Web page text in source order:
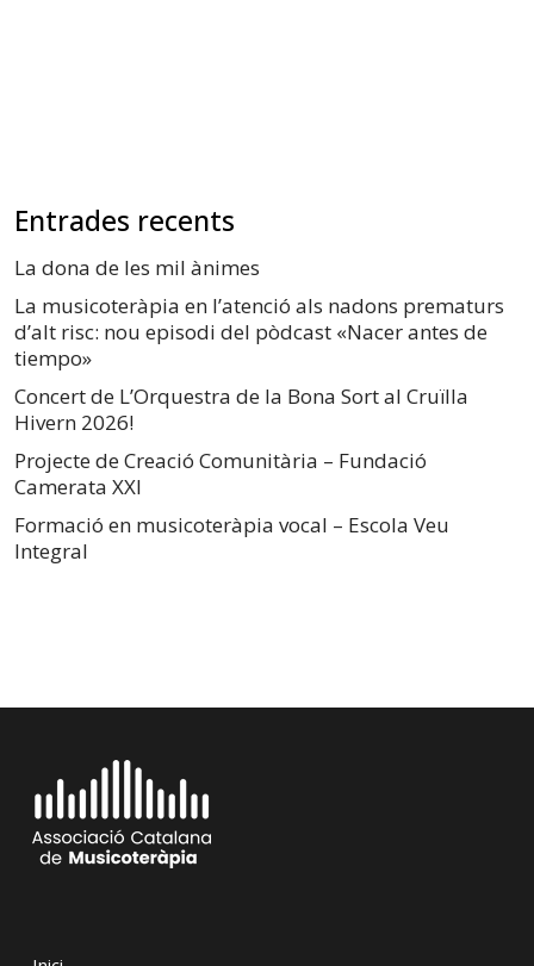
Entrades recents
La dona de les mil ànimes
La musicoteràpia en l’atenció als nadons prematurs
d’alt risc: nou episodi del pòdcast «Nacer antes de
tiempo»
Concert de L’Orquestra de la Bona Sort al Cruïlla
Hivern 2026!
Projecte de Creació Comunitària – Fundació
Camerata XXI
Formació en musicoteràpia vocal – Escola Veu
Integral